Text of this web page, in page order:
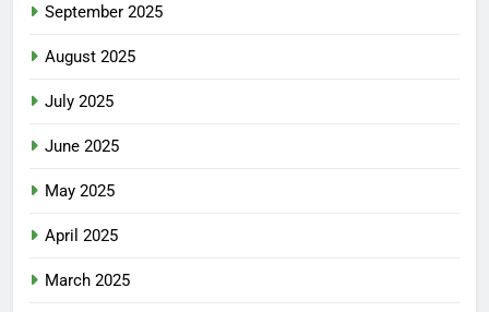
September 2025
August 2025
July 2025
June 2025
May 2025
April 2025
March 2025